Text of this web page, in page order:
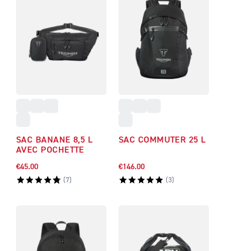
SAC BANANE 8,5 L
AVEC POCHETTE
€45.00
(7)
SAC COMMUTER 25 L
€146.00
(3)